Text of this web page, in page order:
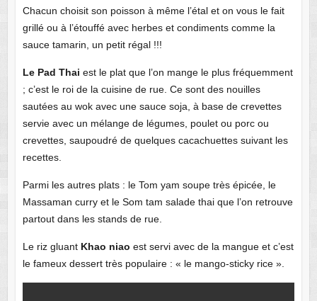
Chacun choisit son poisson à même l’étal et on vous le fait
grillé ou à l’étouffé avec herbes et condiments comme la
sauce tamarin, un petit régal !!!
Le Pad Thai est le plat que l’on mange le plus fréquemment
; c’est le roi de la cuisine de rue. Ce sont des nouilles
sautées au wok avec une sauce soja, à base de crevettes
servie avec un mélange de légumes, poulet ou porc ou
crevettes, saupoudré de quelques cacachuettes suivant les
recettes.
Parmi les autres plats : le Tom yam soupe très épicée, le
Massaman curry et le Som tam salade thai que l’on retrouve
partout dans les stands de rue.
Le riz gluant Khao niao est servi avec de la mangue et c’est
le fameux dessert très populaire : « le mango-sticky rice ».